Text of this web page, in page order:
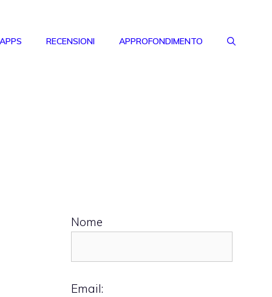
RECENSIONI APPROFONDIMENTO
Nome
Email: